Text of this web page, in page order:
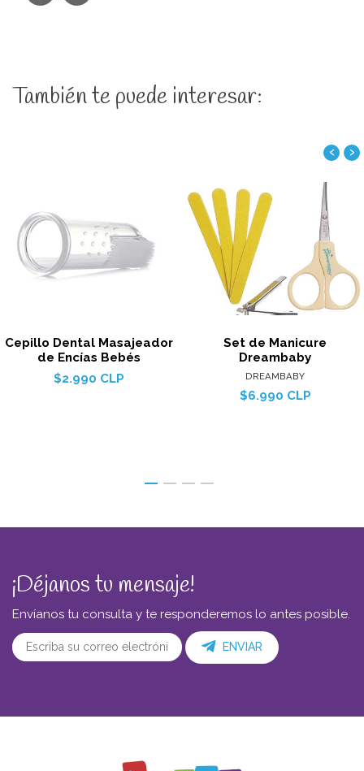
También te puede interesar:
Cepillo Dental Masajeador
de Encías Bebés
$2.990 CLP
Set de Manicure
Dreambaby
DREAMBABY
$6.990 CLP
‹ ›
¡Déjanos tu mensaje!
Envíanos tu consulta y te responderemos lo antes posible.
ENVIAR